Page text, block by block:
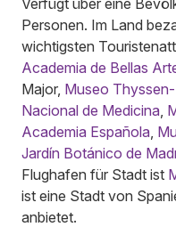
Personen. Im Land
wichtigsten
Academia de Bellas
Major, Museo
Nacional de Medicina
Academia Española
Jardín Botánico de
Flughafen für Stadt ist
ist eine Stadt von
anbietet.